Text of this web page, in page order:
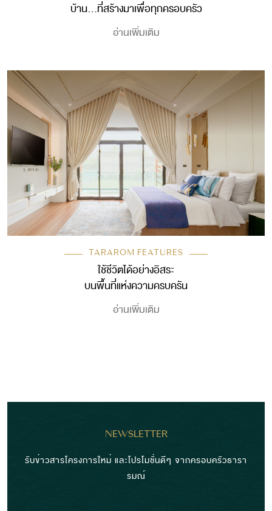
บ้าน…ที่สร้างมาเพื่อทุกครอบครัว
อ่านเพิ่มเติม
TARAROM FEATURES
ใช้ชีวิตได้อย่างอิสระ
บนพื้นที่แห่งความครบครัน
อ่านเพิ่มเติม
NEWSLETTER
รับข่าวสารโครงการใหม่ และโปรโมชั่นดีๆ จากครอบครัวธารา
รมณ์